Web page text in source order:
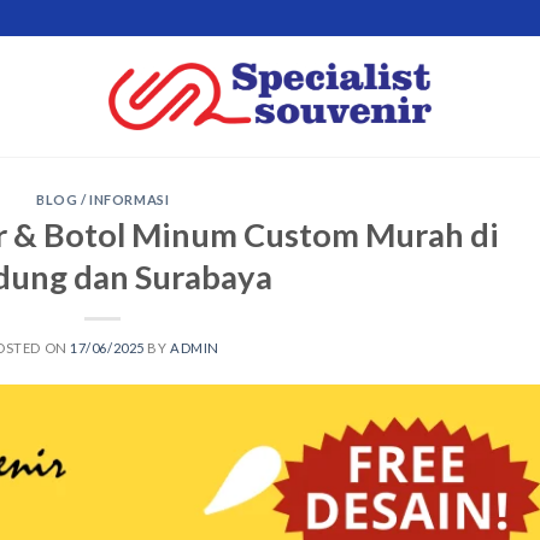
BLOG / INFORMASI
Botol Minum Custom Murah di
dan Surabaya
ON 17/06/2025 BY ADMIN